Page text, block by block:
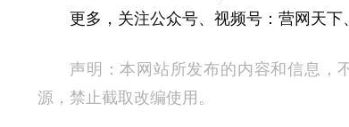
更多，关注公众号、视频号：营网天下
声明：本网站所发布的内容和信息，
源，禁止截取改编使用。